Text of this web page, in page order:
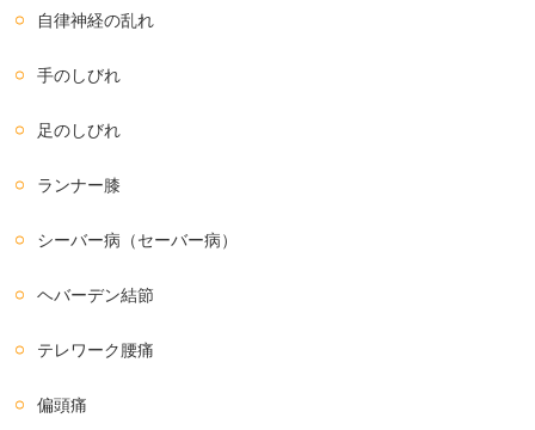
自律神経の乱れ
手のしびれ
足のしびれ
ランナー膝
シーバー病（セーバー病）
ヘバーデン結節
テレワーク腰痛
偏頭痛